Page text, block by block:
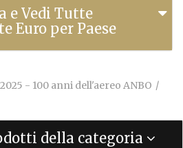
e Vedi Tutte
Euro per Paese
- 100 anni dell'aereo ANBO
della categoria